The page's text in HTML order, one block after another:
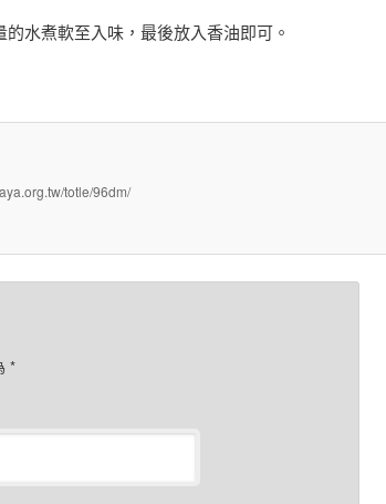
水煮軟至入味，最後放入香油即可。
totle/96dm/
*